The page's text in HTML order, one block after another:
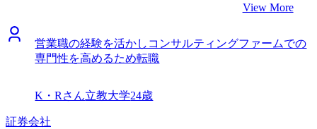
コンサルタントとして働いていく中でも重要になってくると
思います。 最初から大手志向だったのは反省点かもしれま
せん。自分は医療系の領域に興味がありますので、大手以外
でも同領域に強みを持つ素敵なファームがこんなにたくさん
ったと思います。 転職前は年収670万円、転職後は年収750
万円になりました。
れら全てが、高い解像度で私の手元に来たことは、転職活動
において最も大きな収穫であると考えています。 驕りがあ
ったことは反省点です。自分なら少し対策をすればいけるだ
ろうという根拠のない自信があり、そのせいで落ちてしまっ
たからよいものの、軽率であったと考えております。 転職
前は年収550万円、転職後は年収600万円になりました。
View More
営業職の経験を活かしコンサルティングファームでの
専門性を高めるため転職
K・Rさん立教大学24歳
証券会社